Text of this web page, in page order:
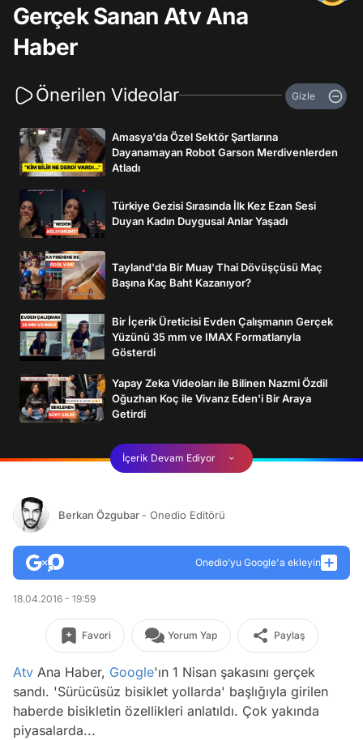
Gerçek Sanan Atv Ana
Haber
Önerilen Videolar Gizle
Amasya'da Özel Sektör Şartlarına
Dayanamayan Robot Garson Merdivenlerden
Atladı
Türkiye Gezisi Sırasında İlk Kez Ezan Sesi
Duyan Kadın Duygusal Anlar Yaşadı
Tayland'da Bir Muay Thai Dövüşçüsü Maç
Başına Kaç Baht Kazanıyor?
Bir İçerik Üreticisi Evden Çalışmanın Gerçek
Yüzünü 35 mm ve IMAX Formatlarıyla
Gösterdi
Yapay Zeka Videoları ile Bilinen Nazmi Özdil
Oğuzhan Koç ile Vivanz Eden'i Bir Araya
Getirdi
İçerik Devam Ediyor
Berkan Özgubar - Onedio Editörü
Onedio’yu Google'a ekleyin
18.04.2016 - 19:59
Favori Yorum Yap Paylaş
Atv Ana Haber, Google'ın 1 Nisan şakasını gerçek
sandı. 'Sürücüsüz bisiklet yollarda' başlığıyla girilen
haberde bisikletin özellikleri anlatıldı. Çok yakında
piyasalarda...